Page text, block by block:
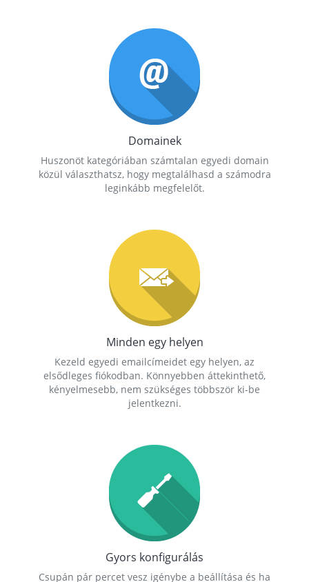
Domainek
Huszonöt kategóriában számtalan egyedi domain
közül választhatsz, hogy megtalálhasd a számodra
leginkább megfelelőt.
Minden egy helyen
Kezeld egyedi emailcímeidet egy helyen, az
elsődleges fiókodban. Könnyebben áttekinthető,
kényelmesebb, nem szükséges többször ki-be
jelentkezni.
Gyors konfigurálás
Csupán pár percet vesz igénybe a beállítása és ha